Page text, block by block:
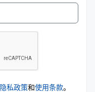
隐私政策和使用条款。